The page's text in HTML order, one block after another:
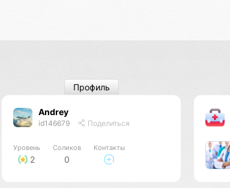
Andrey
id146679 Поделиться
Уровень
2
Соликов
0
Контакты
Профиль